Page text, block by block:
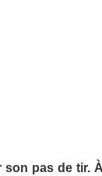
pas de tir.